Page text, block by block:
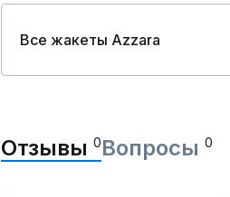
Все жакеты Azzara
Отзывы 0Вопросы 0